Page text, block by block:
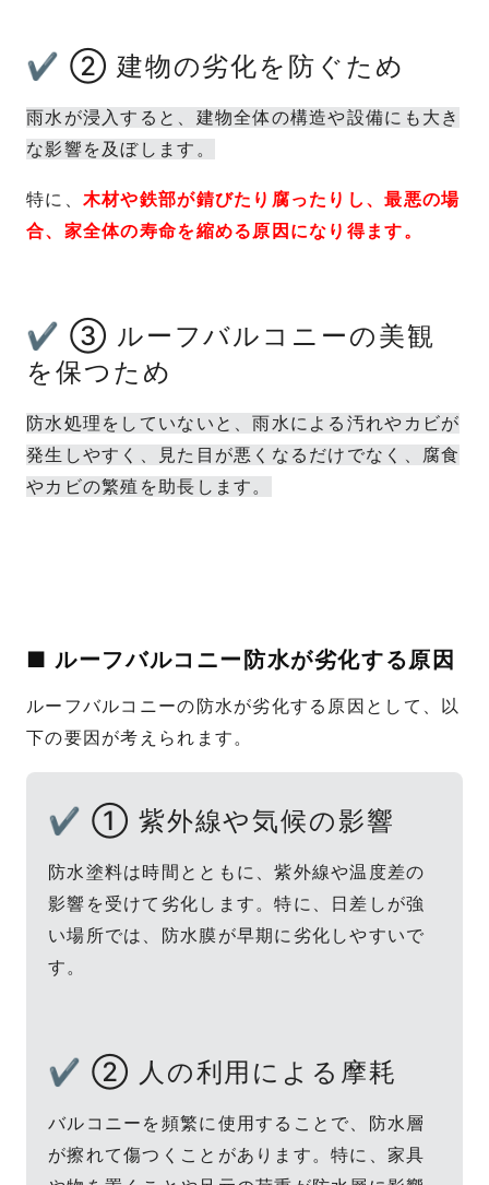
✔ ② 建物の劣化を防ぐため
雨水が浸入すると、建物全体の構造や設備にも大き
な影響を及ぼします。
特に、 木材や鉄部が錆びたり腐ったりし、最悪の場
合、家全体の寿命を縮める原因になり得ます。
✔ ③ ルーフバルコニーの美観
を保つため
防水処理をしていないと、雨水による汚れやカビが
発生しやすく、見た目が悪くなるだけでなく、腐食
やカビの繁殖を助長します。
■ ルーフバルコニー防水が劣化する原因
ルーフバルコニーの防水が劣化する原因として、以
下の要因が考えられます。
✔ ① 紫外線や気候の影響
防水塗料は時間とともに、紫外線や温度差の
影響を受けて劣化します。特に、日差しが強
い場所では、防水膜が早期に劣化しやすいで
す。
✔ ② 人の利用による摩耗
バルコニーを頻繁に使用することで、防水層
が擦れて傷つくことがあります。特に、家具